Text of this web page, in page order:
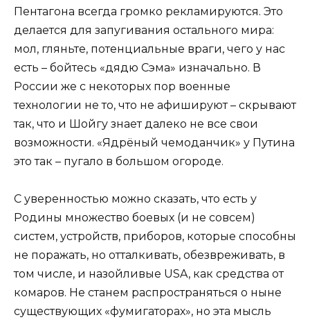
Пентагона всегда громко рекламируются. Это
делается для запугивания остального мира:
мол, гляньте, потенциальные враги, чего у нас
есть – бойтесь «дядю Сэма» изначально. В
России же с некоторых пор военные
технологии не то, что не афишируют – скрывают
так, что и Шойгу знает далеко не все свои
возможности. «Ядрёный чемоданчик» у Путина
это так – пугало в большом огороде.
С уверенностью можно сказать, что есть у
Родины множество боевых (и не совсем)
систем, устройств, приборов, которые способны
не поражать, но отталкивать, обезвреживать, в
том числе, и назойливые USA, как средства от
комаров. Не станем распространяться о ныне
существующих «фумигаторах», но эта мысль